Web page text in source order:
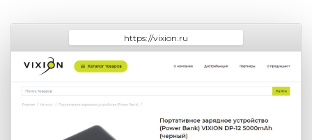
https://vixion.ru